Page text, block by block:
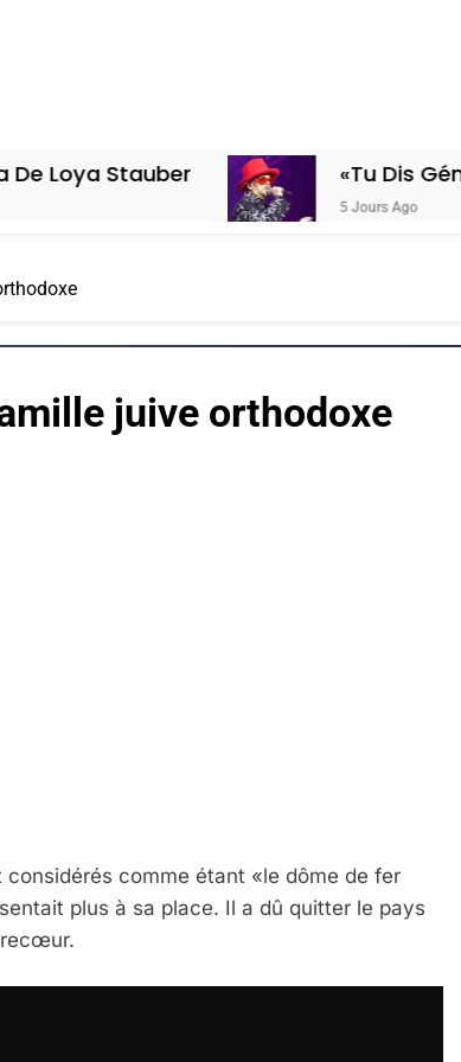
«Tu Dis Génocide,
5 Jours Ago
juive orthodoxe
comme étant «le dôme de fer
plus à sa place. Il a dû quitter le pays
Selon Le Rapport D’ADL Contre